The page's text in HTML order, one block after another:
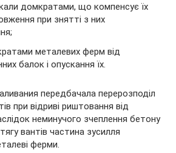
домкратами, що компенсує їх
при знятті з них
металевих ферм від
балок і опускання їх.
передбачала перерозподіл
при відриві риштовання від
неминучого зчеплення бетону
вантів частина зусилля
ферми.